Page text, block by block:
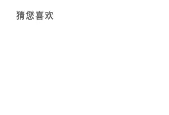
猜您喜欢